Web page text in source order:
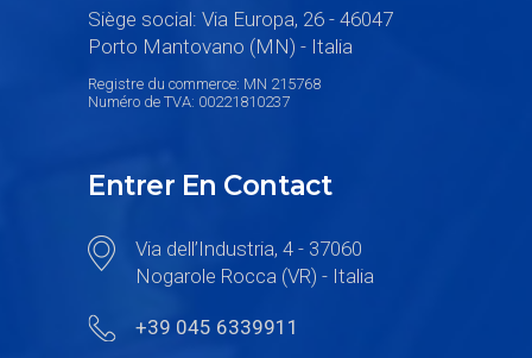
Siège social: Via Europa, 26 - 46047
Porto Mantovano (MN) - Italia
Registre du commerce: MN 215768
Numéro de TVA: 00221810237
Entrer En Contact
Via dell’Industria, 4 - 37060
Nogarole Rocca (VR) - Italia
+39 045 6339911